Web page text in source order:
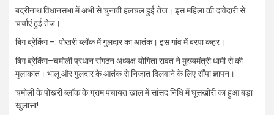
बद्रीनाथ विधानसभा में अभी से चुनावी हलचल हुई तेज। इस महिला की दावेदारी से
चर्चाएं हुई तेज।
बिग ब्रेकिंग –: पोखरी ब्लॉक में गुलदार का आतंक। इस गांव में बरपा कहर।
बिग ब्रेकिंग–चमोली प्रधान संगठन अध्यक्ष योगिता रावत ने मुख्यमंत्री धामी से की
मुलाकात। भालू और गुलदार के आतंक से निजात दिलवाने के लिए सौंपा ज्ञापन।
चमोली के पोखरी ब्लॉक के ग्राम पंचायत खाल में सांसद निधि में घूसखोरी का हुआ बड़ा
खुलासा!